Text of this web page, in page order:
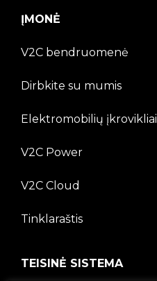
ĮMONĖ
V2C bendruomenė
Dirbkite su mumis
Elektromobilių įkrovikliai
V2C Power
V2C Cloud
Tinklaraštis
TEISINĖ SISTEMA